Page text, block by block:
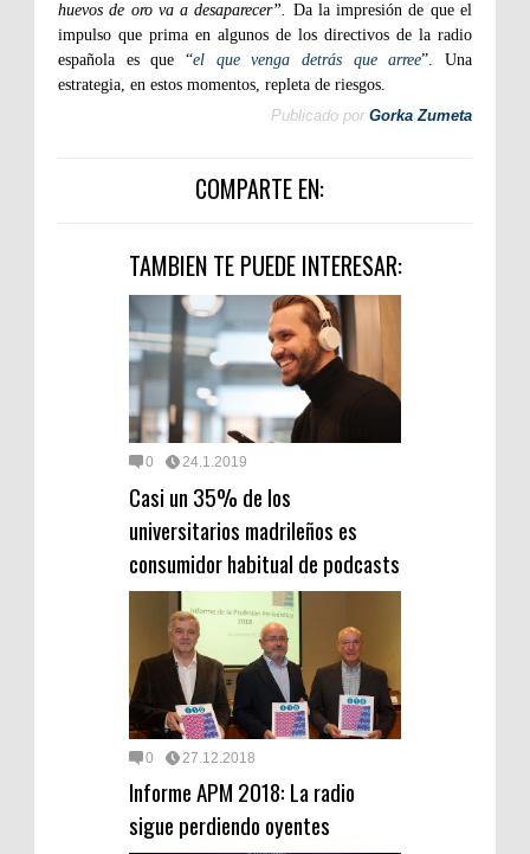
huevos de oro va a desaparecer”. Da la impresión de que el
impulso que prima en algunos de los directivos de la radio
española es que “el que venga detrás que arree”. Una
estrategia, en estos momentos, repleta de riesgos.
Publicado por Gorka Zumeta
COMPARTE EN:
TAMBIEN TE PUEDE INTERESAR:
0 24.1.2019
Casi un 35% de los
universitarios madrileños es
consumidor habitual de podcasts
0 27.12.2018
Informe APM 2018: La radio
sigue perdiendo oyentes